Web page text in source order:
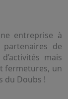
entreprise à
de
mais
fermetures, un
du Doubs !